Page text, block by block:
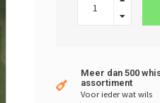
Meer dan 500
assortiment
Voor ieder wat wils